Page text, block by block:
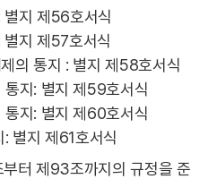
별지 제56호서식
별지 제57호서식
의 통지 : 별지 제58호서식
통지: 별지 제59호서식
통지: 별지 제60호서식
별지 제61호서식
부터 제93조까지의 규정을 준